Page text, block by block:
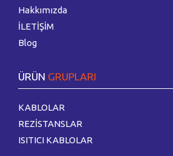
Hakkımızda
İLETİŞİM
Blog
ÜRÜN GRUPLARI
KABLOLAR
REZİSTANSLAR
ISITICI KABLOLAR